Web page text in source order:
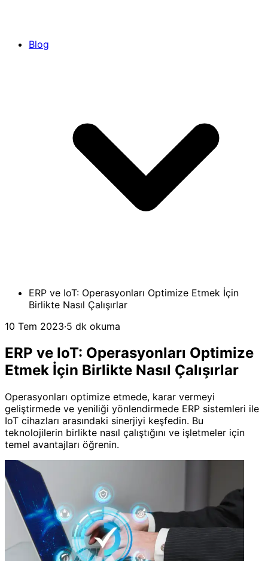
Blog
ERP ve IoT: Operasyonları Optimize Etmek İçin
Birlikte Nasıl Çalışırlar
10 Tem 2023·5 dk okuma
ERP ve IoT: Operasyonları Optimize
Etmek İçin Birlikte Nasıl Çalışırlar
Operasyonları optimize etmede, karar vermeyi
geliştirmede ve yeniliği yönlendirmede ERP sistemleri ile
IoT cihazları arasındaki sinerjiyi keşfedin. Bu
teknolojilerin birlikte nasıl çalıştığını ve işletmeler için
temel avantajları öğrenin.